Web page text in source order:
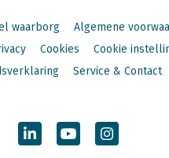
waarborg
Algemene
Cookies
Cookie
Service & Contact